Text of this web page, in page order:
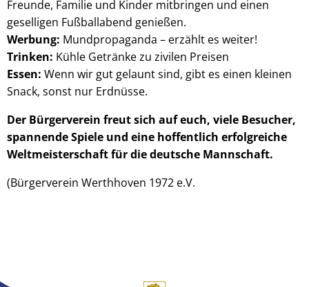
Freunde, Familie und Kinder mitbringen und einen
geselligen Fußballabend genießen.
Werbung: Mundpropaganda – erzählt es weiter!
Trinken: Kühle Getränke zu zivilen Preisen
Essen: Wenn wir gut gelaunt sind, gibt es einen kleinen
Snack, sonst nur Erdnüsse.
Der Bürgerverein freut sich auf euch, viele Besucher,
spannende Spiele und eine hoffentlich erfolgreiche
Weltmeisterschaft für die deutsche Mannschaft.
(Bürgerverein Werthhoven 1972 e.V.